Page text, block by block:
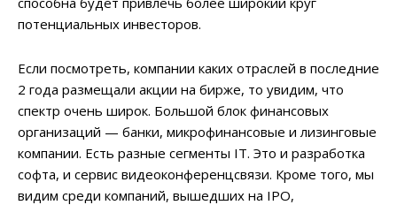
потенциальных инвесторов.
Если посмотреть, компании каких отраслей в последние
2 года размещали акции на бирже, то увидим, что
спектр очень широк. Большой блок финансовых
организаций — банки, микрофинансовые и лизинговые
компании. Есть разные сегменты IT. Это и разработка
софта, и сервис видеоконференцсвязи. Кроме того, мы
видим среди компаний, вышедших на IPO,